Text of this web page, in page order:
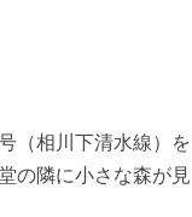
（相川下清水線）を
の隣に小さな森が見